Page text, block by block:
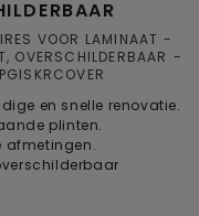
VOOR LAMINAAT
OVERSCHILDERBAAR
PGISKRCOVER
en snelle renovatie.
plinten.
afmetingen.